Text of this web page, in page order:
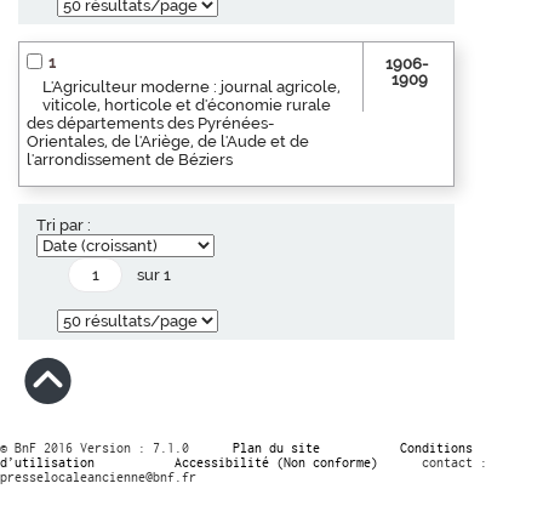
1
L'Agriculteur moderne : journal agricole,
viticole, horticole et d'économie rurale
des départements des Pyrénées-
Orientales, de l'Ariège, de l'Aude et de
l'arrondissement de Béziers
1906-
1909
Tri par :
sur 1
© BnF 2016 Version : 7.1.0 Plan du site
Conditions
d’utilisation
Accessibilité (Non conforme)
contact :
presselocaleancienne@bnf.fr